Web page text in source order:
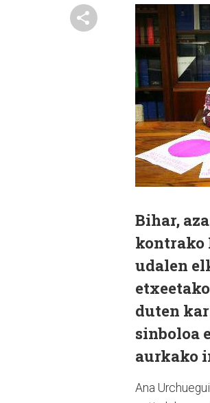
Bihar,
kontrako
udalen
duten
sinboloa
aurkako
Ana